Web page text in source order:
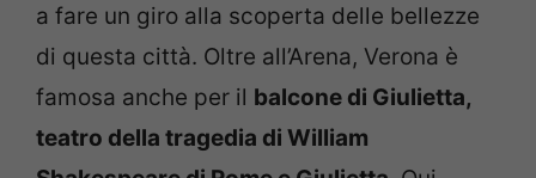
a fare un giro alla scoperta delle bellezze
di questa città. Oltre all’Arena, Verona è
famosa anche per il balcone di Giulietta,
teatro della tragedia di William